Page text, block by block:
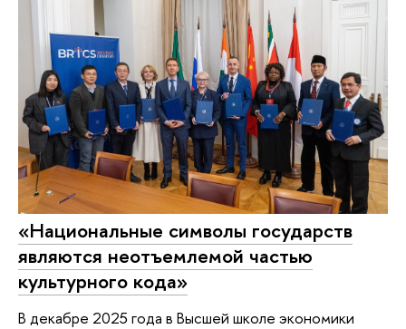
«Национальные символы государств
являются неотъемлемой частью
культурного кода»
В декабре 2025 года в Высшей школе экономики